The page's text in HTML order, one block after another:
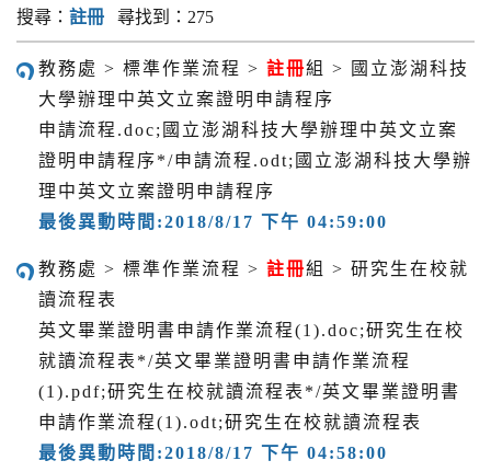
搜尋： 註冊 尋找到：275
教務處 > 標準作業流程 > 註冊組 > 國立澎湖科技
大學辦理中英文立案證明申請程序
申請流程.doc;國立澎湖科技大學辦理中英文立案
證明申請程序*/申請流程.odt;國立澎湖科技大學辦
理中英文立案證明申請程序
最後異動時間:2018/8/17 下午 04:59:00
教務處 > 標準作業流程 > 註冊組 > 研究生在校就
讀流程表
英文畢業證明書申請作業流程(1).doc;研究生在校
就讀流程表*/英文畢業證明書申請作業流程
(1).pdf;研究生在校就讀流程表*/英文畢業證明書
申請作業流程(1).odt;研究生在校就讀流程表
最後異動時間:2018/8/17 下午 04:58:00